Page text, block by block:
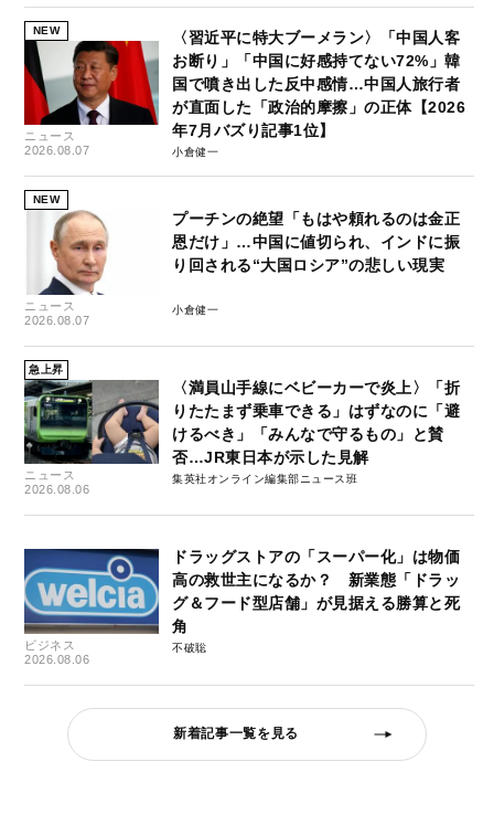
NEW
ニュース
2026.08.07
〈習近平に特大ブーメラン〉「中国人客
お断り」「中国に好感持てない72%」韓
国で噴き出した反中感情…中国人旅行者
が直面した「政治的摩擦」の正体【2026
年7月バズり記事1位】
小倉健一
NEW
ニュース
2026.08.07
プーチンの絶望「もはや頼れるのは金正
恩だけ」…中国に値切られ、インドに振
り回される“大国ロシア”の悲しい現実
小倉健一
急上昇
ニュース
2026.08.06
〈満員山手線にベビーカーで炎上〉「折
りたたまず乗車できる」はずなのに「避
けるべき」「みんなで守るもの」と賛
否…JR東日本が示した見解
集英社オンライン編集部ニュース班
ビジネス
2026.08.06
ドラッグストアの「スーパー化」は物価
高の救世主になるか？ 新業態「ドラッ
グ＆フード型店舗」が見据える勝算と死
角
不破聡
新着記事一覧を見る